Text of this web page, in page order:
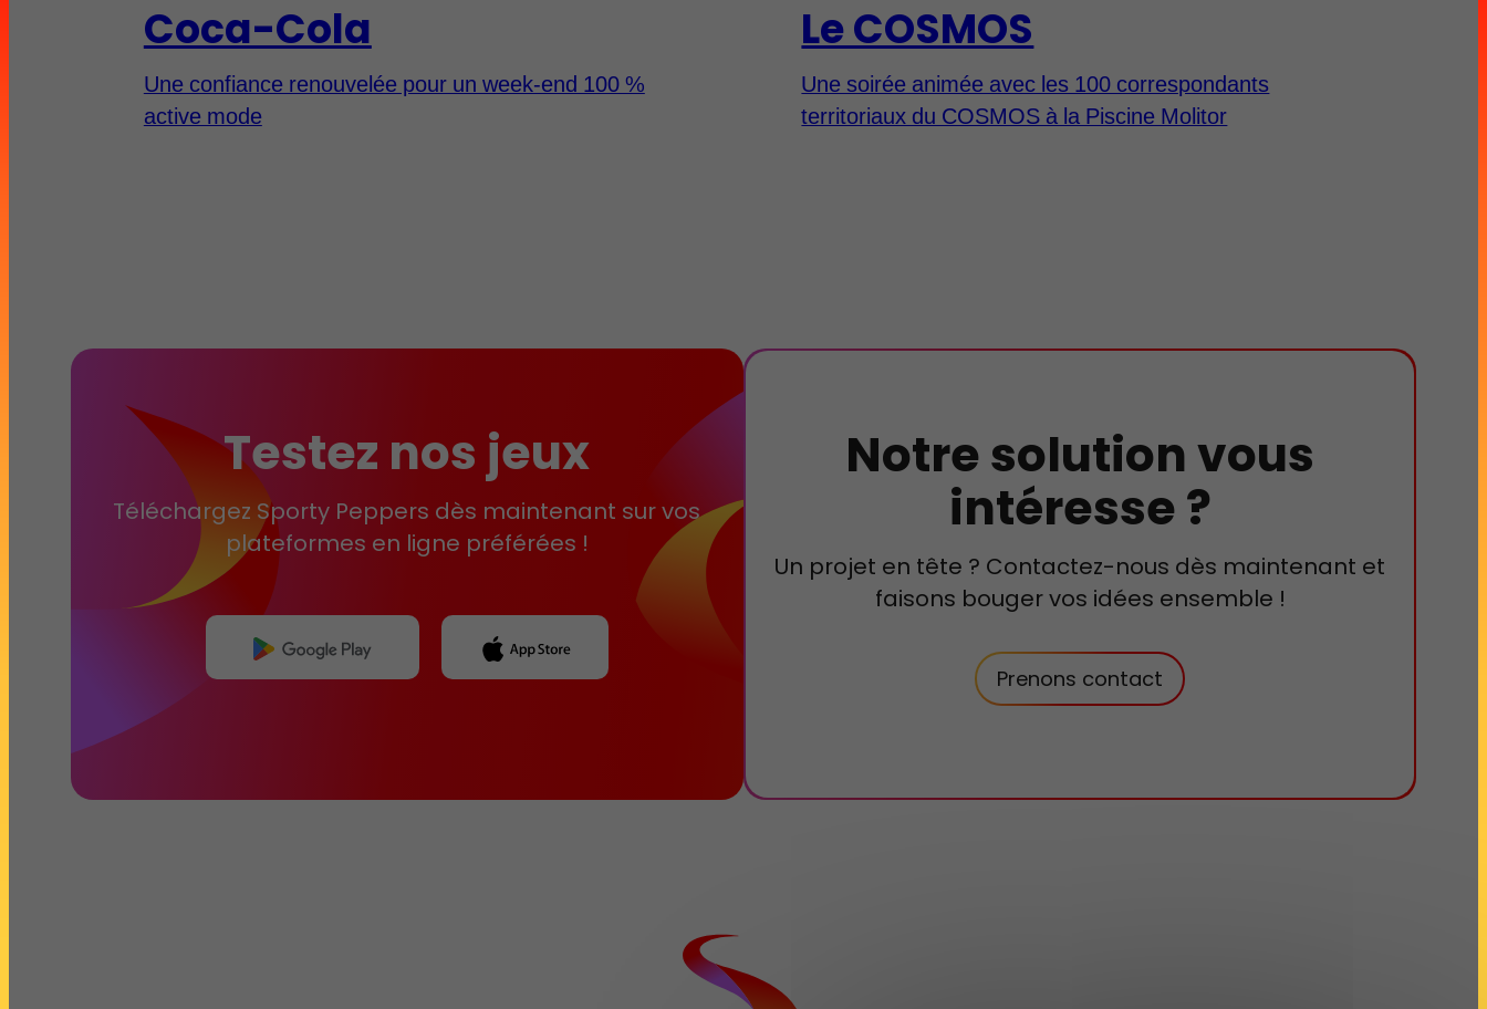
Coca-Cola
Une confiance renouvelée pour un week-end 100 %
active mode
Le COSMOS
Une soirée animée avec les 100 correspondants
territoriaux du COSMOS à la Piscine Molitor
Testez nos jeux
Téléchargez Sporty Peppers dès maintenant sur vos
plateformes en ligne préférées !
Notre solution vous
intéresse ?
Un projet en tête ? Contactez-nous dès maintenant et
faisons bouger vos idées ensemble !
Prenons contact